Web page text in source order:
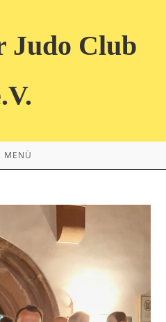
Judo Club
MENÜ